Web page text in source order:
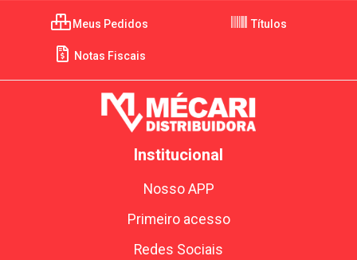
Meus Pedidos Títulos
Notas Fiscais
Institucional
Nosso APP
Primeiro acesso
Redes Sociais